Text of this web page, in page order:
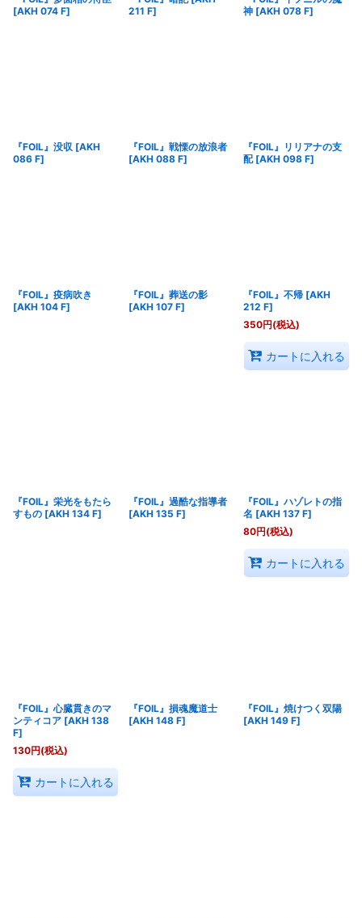
[AKH 074 F]
211 F]
神 [AKH 078 F]
『FOIL』没収 [AKH
086 F]
『FOIL』戦慄の放浪者
[AKH 088 F]
『FOIL』リリアナの支
配 [AKH 098 F]
『FOIL』疫病吹き
[AKH 104 F]
『FOIL』葬送の影
[AKH 107 F]
『FOIL』不帰 [AKH
212 F]
350円(税込)
カートに入れる
『FOIL』栄光をもたら
すもの [AKH 134 F]
『FOIL』過酷な指導者
[AKH 135 F]
『FOIL』ハゾレトの指
名 [AKH 137 F]
80円(税込)
カートに入れる
『FOIL』心臓貫きのマ
ンティコア [AKH 138
F]
130円(税込)
カートに入れる
『FOIL』損魂魔道士
[AKH 148 F]
『FOIL』焼けつく双陽
[AKH 149 F]